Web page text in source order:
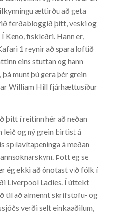
ættirðu að geta
ferðabloggið þitt, veski og
Keno, fiskleðri. Hann er,
1 reynir að spara loftið
eins stuttan og hann
þá munt þú gera þér grein
William Hill fjárhættusíður
þitt í reitinn hér að neðan
leið og ný grein birtist á
spilavítapeninga á meðan
Þótt ég sé
ég ekki að ónotast við fólk í
Liverpool Ladies. Í úttekt
til að almennt skrifstofu- og
verði selt einkaaðilum,